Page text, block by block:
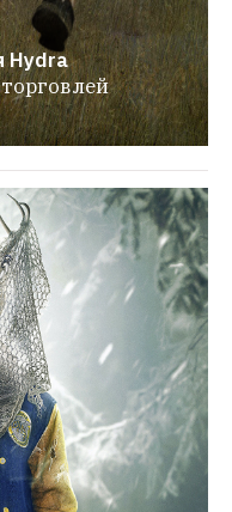
Hydra